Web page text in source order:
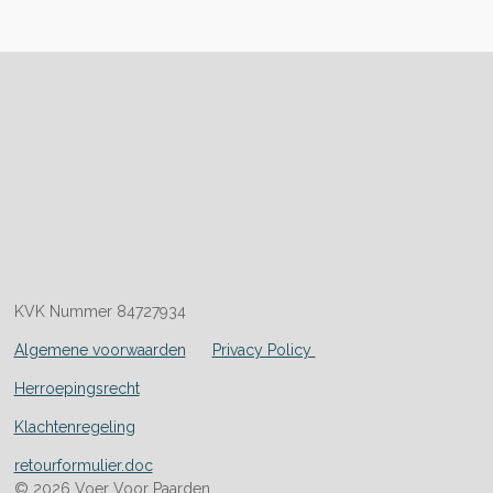
KVK Nummer 84727934
Algemene voorwaarden Privacy Policy
Herroepingsrecht
Klachtenregeling
retourformulier.doc
© 2026 Voer Voor Paarden